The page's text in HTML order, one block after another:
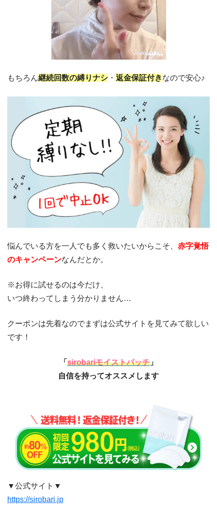
もちろん継続回数の縛りナシ ・ 返金保証付きなので安心♪
悩んでいる方を一人でも多く救いたいからこそ、 赤字覚悟
のキャンペーンなんだとか。
※お得に試せるのは今だけ、
いつ終わってしまう分かりません…
クーポンは先着なのでまずは公式サイトを見てみて欲しい
です！
「 sirobariモイストパッチ 」
自信を持ってオススメします
▼公式サイト▼
https://sirobari.jp